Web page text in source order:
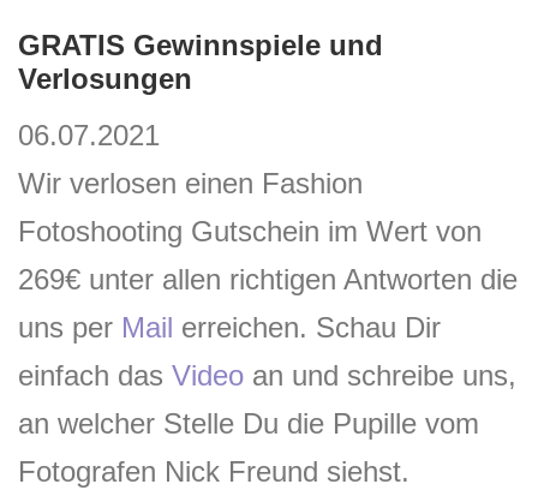
GRATIS Gewinnspiele und
Verlosungen
06.07.2021
Wir verlosen einen Fashion
Fotoshooting Gutschein im Wert von
269€ unter allen richtigen Antworten die
uns per Mail erreichen. Schau Dir
einfach das Video an und schreibe uns,
an welcher Stelle Du die Pupille vom
Fotografen Nick Freund siehst.